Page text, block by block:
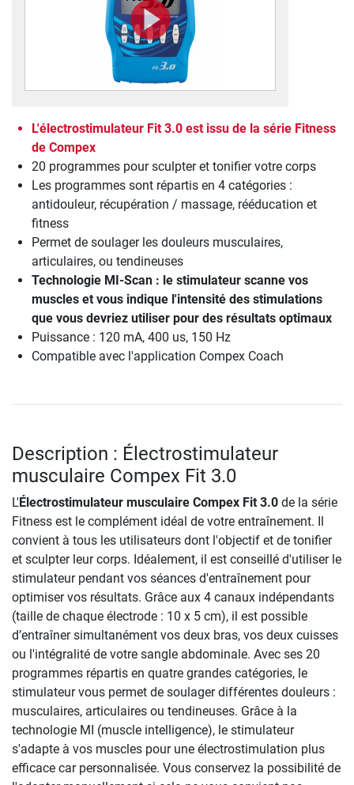
L'électrostimulateur Fit 3.0 est issu de la série Fitness
de Compex
20 programmes pour sculpter et tonifier votre corps
Les programmes sont répartis en 4 catégories :
antidouleur, récupération / massage, rééducation et
fitness
Permet de soulager les douleurs musculaires,
articulaires, ou tendineuses
Technologie MI-Scan : le stimulateur scanne vos
muscles et vous indique l'intensité des stimulations
que vous devriez utiliser pour des résultats optimaux
Puissance : 120 mA, 400 us, 150 Hz
Compatible avec l'application Compex Coach
Description : Électrostimulateur
musculaire Compex Fit 3.0
L'Électrostimulateur musculaire Compex Fit 3.0 de la série
Fitness est le complément idéal de votre entraînement. Il
convient à tous les utilisateurs dont l'objectif et de tonifier
et sculpter leur corps. Idéalement, il est conseillé d'utiliser le
stimulateur pendant vos séances d'entraînement pour
optimiser vos résultats. Grâce aux 4 canaux indépendants
(taille de chaque électrode : 10 x 5 cm), il est possible
d’entraîner simultanément vos deux bras, vos deux cuisses
ou l'intégralité de votre sangle abdominale. Avec ses 20
programmes répartis en quatre grandes catégories, le
stimulateur vous permet de soulager différentes douleurs :
musculaires, articulaires ou tendineuses. Grâce à la
technologie MI (muscle intelligence), le stimulateur
s'adapte à vos muscles pour une électrostimulation plus
efficace car personnalisée. Vous conservez la possibilité de